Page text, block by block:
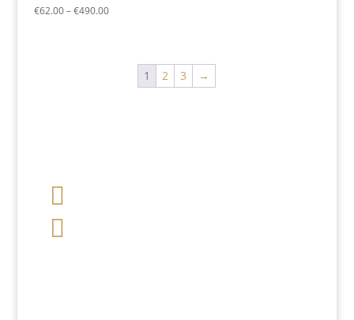
€62.00 –€490.00Preisspanne:
1 2 3 →

